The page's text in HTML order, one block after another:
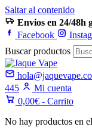
Saltar al contenido
Envios en 24/48h
Facebook
Buscar productos
445
Mi cuenta
0,00€ - Carrito
No hay productos en